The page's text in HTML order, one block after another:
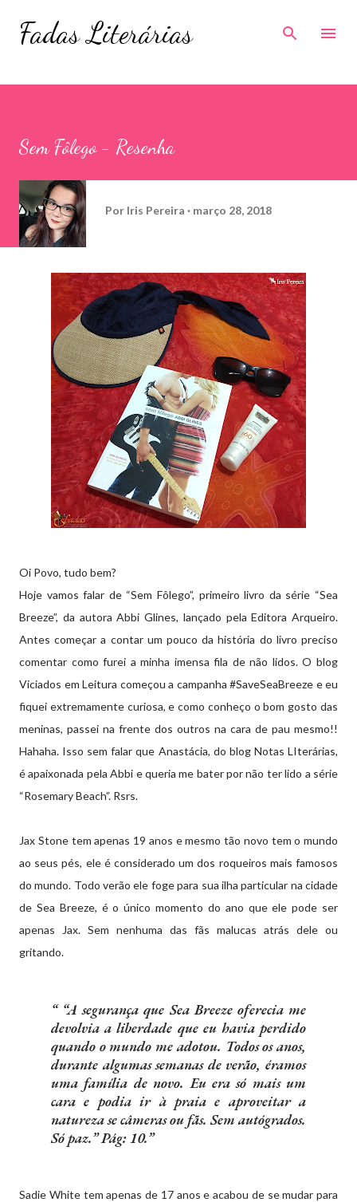
Pular para o conteúdo principal
Fadas Literárias
Sem Fôlego - Resenha
Por Iris Pereira março 28, 2018
Oi Povo, tudo bem?
Hoje vamos falar de “Sem Fôlego”, primeiro livro da série “Sea
Breeze”, da autora Abbi Glines, lançado pela Editora Arqueiro.
Antes começar a contar um pouco da história do livro preciso
comentar como furei a minha imensa fila de não lidos. O blog
Viciados em Leitura começou a campanha #SaveSeaBreeze e eu
fiquei extremamente curiosa, e como conheço o bom gosto das
meninas, passei na frente dos outros na cara de pau mesmo!!
Hahaha. Isso sem falar que Anastácia, do blog Notas LIterárias,
é apaixonada pela Abbi e queria me bater por não ter lido a série
“Rosemary Beach”. Rsrs.
Jax Stone tem apenas 19 anos e mesmo tão novo tem o mundo
ao seus pés, ele é considerado um dos roqueiros mais famosos
do mundo. Todo verão ele foge para sua ilha particular na cidade
de Sea Breeze, é o único momento do ano que ele pode ser
apenas Jax. Sem nenhuma das fãs malucas atrás dele ou
gritando.
“A segurança que Sea Breeze oferecia me
devolvia a liberdade que eu havia perdido
quando o mundo me adotou. Todos os anos,
durante algumas semanas de verão, éramos
uma família de novo. Eu era só mais um
cara e podia ir à praia e aproveitar a
natureza se câmeras ou fãs. Sem autógrados.
Só paz.” Pág: 10.
Sadie White tem apenas de 17 anos e acabou de se mudar para